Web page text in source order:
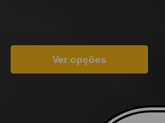
Ver opções